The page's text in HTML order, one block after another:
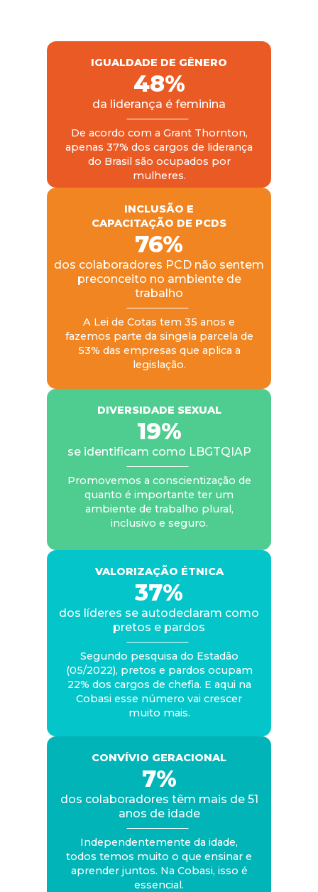
IGUALDADE DE GÊNERO
48%
da liderança é feminina
De acordo com a Grant Thornton,
apenas 37% dos cargos de liderança
do Brasil são ocupados por
mulheres.
INCLUSÃO E
CAPACITAÇÃO DE PCDS
76%
dos colaboradores PCD não sentem
preconceito no ambiente de
trabalho
A Lei de Cotas tem 35 anos e
fazemos parte da singela parcela de
53% das empresas que aplica a
legislação.
DIVERSIDADE SEXUAL
19%
se identificam como LBGTQIAP
Promovemos a conscientização de
quanto é importante ter um
ambiente de trabalho plural,
inclusivo e seguro.
VALORIZAÇÃO ÉTNICA
37%
dos líderes se autodeclaram como
pretos e pardos
Segundo pesquisa do Estadão
(05/2022), pretos e pardos ocupam
22% dos cargos de chefia. E aqui na
Cobasi esse número vai crescer
muito mais.
CONVÍVIO GERACIONAL
7%
dos colaboradores têm mais de 51
anos de idade
Independentemente da idade,
todos temos muito o que ensinar e
aprender juntos. Na Cobasi, isso é
essencial.